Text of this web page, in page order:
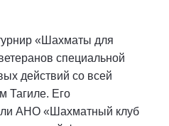
«Шахматы для
специальной
действий со всей
Тагиле. Его
АНО «Шахматный клуб